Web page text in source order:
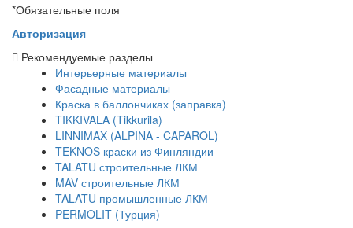
*Обязательные поля
Авторизация
Рекомендуемые разделы
Интерьерные материалы
Фасадные материалы
Краска в баллончиках (заправка)
TIKKIVALA (Tikkurila)
LINNIMAX (ALPINA - CAPAROL)
TEKNOS краски из Финляндии
TALATU строительные ЛКМ
MAV строительные ЛКМ
TALATU промышленные ЛКМ
PERMOLIT (Турция)